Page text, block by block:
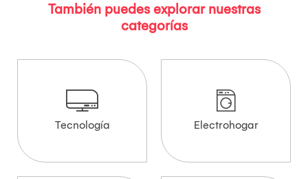
También puedes explorar nuestras
categorías
Tecnología Electrohogar